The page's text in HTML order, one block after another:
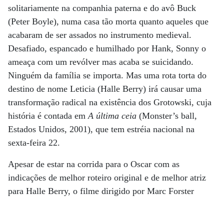
solitariamente na companhia paterna e do avô Buck
(Peter Boyle), numa casa tão morta quanto aqueles que
acabaram de ser assados no instrumento medieval.
Desafiado, espancado e humilhado por Hank, Sonny o
ameaça com um revólver mas acaba se suicidando.
Ninguém da família se importa. Mas uma rota torta do
destino de nome Leticia (Halle Berry) irá causar uma
transformação radical na existência dos Grotowski, cuja
história é contada emA última ceia (Monster’s ball,
Estados Unidos, 2001), que tem estréia nacional na
sexta-feira 22.
Apesar de estar na corrida para o Oscar com as
indicações de melhor roteiro original e de melhor atriz
para Halle Berry, o filme dirigido por Marc Forster